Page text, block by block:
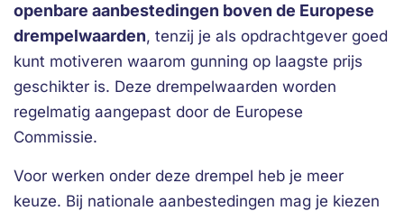
openbare aanbestedingen boven de Europese
drempelwaarden, tenzij je als opdrachtgever goed
kunt motiveren waarom gunning op laagste prijs
geschikter is. Deze drempelwaarden worden
regelmatig aangepast door de Europese
Commissie.
Voor werken onder deze drempel heb je meer
keuze. Bij nationale aanbestedingen mag je kiezen